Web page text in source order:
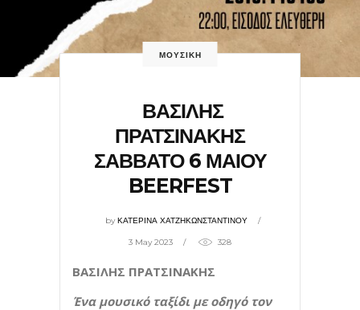
ΜΟΥΣΙΚΗ
ΒΑΣΙΛΗΣ
ΠΡΑΤΣΙΝΑΚΗΣ
ΣΑΒΒΑΤΟ 6 ΜΑΙΟΥ
BEERFEST
byΚΑΤΕΡΙΝΑ ΧΑΤΖΗΚΩΝΣΤΑΝΤΙΝΟΥ
3 May 2023 328
ΒΑΣΙΛΗΣ ΠΡΑΤΣΙΝΑΚΗΣ
Ένα μουσικό ταξίδι με οδηγό τον